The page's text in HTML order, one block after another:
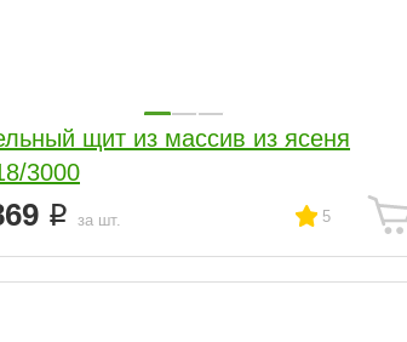
щит из массив из ясеня
3000
за шт. 5